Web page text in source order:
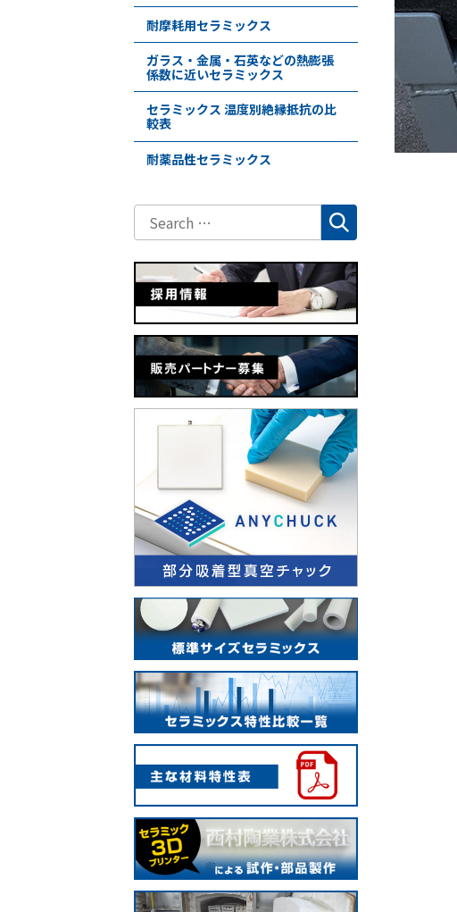
耐摩耗用セラミックス
ガラス・金属・石英などの熱膨張
係数に近いセラミックス
セラミックス 温度別絶縁抵抗の比
較表
耐薬品性セラミックス